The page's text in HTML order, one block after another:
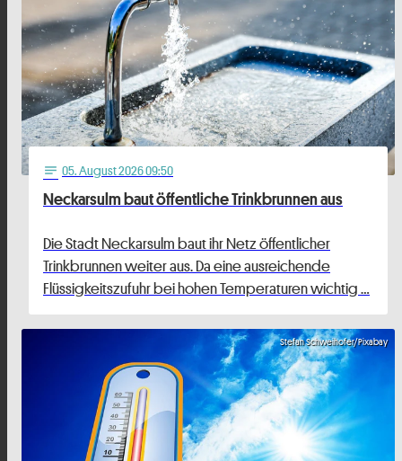
notes 05. August 2026 09:50
Neckarsulm baut öffentliche Trinkbrunnen aus
Die Stadt Neckarsulm baut ihr Netz öffentlicher
Trinkbrunnen weiter aus. Da eine ausreichende
Flüssigkeitszufuhr bei hohen Temperaturen wichtig …
Stefan Schweihofer/Pixabay